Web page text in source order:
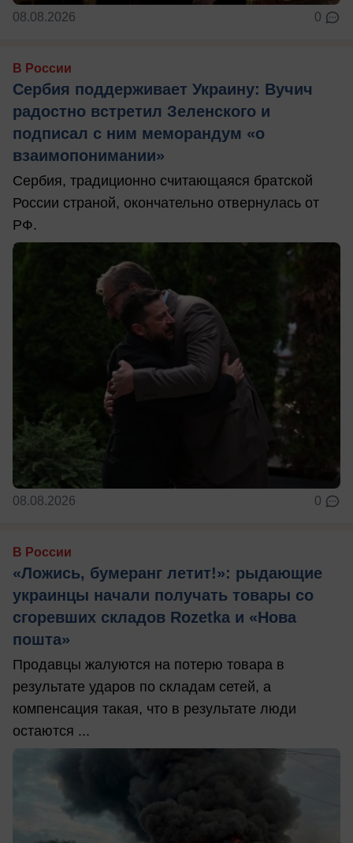
08.08.2026 0
В России
Сербия поддерживает Украину: Вучич
радостно встретил Зеленского и
подписал с ним меморандум «о
взаимопонимании»
Сербия, традиционно считающаяся братской
России страной, окончательно отвернулась от
РФ.
08.08.2026 0
В России
«Ложись, бумеранг летит!»: рыдающие
украинцы начали получать товары со
сгоревших складов Rozetka и «Нова
пошта»
Продавцы жалуются на потерю товара в
результате ударов по складам сетей, а
компенсация такая, что в результате люди
остаются ...